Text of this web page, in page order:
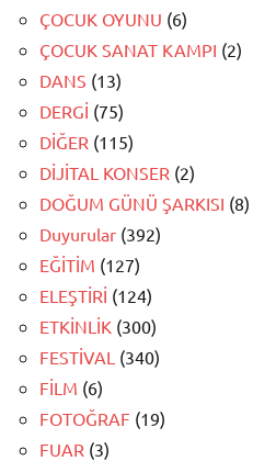
ÇOCUK OYUNU (6)
ÇOCUK SANAT KAMPI (2)
DANS (13)
DERGİ (75)
DİĞER (115)
DİJİTAL KONSER (2)
DOĞUM GÜNÜ ŞARKISI (8)
Duyurular (392)
EĞİTİM (127)
ELEŞTİRİ (124)
ETKİNLİK (300)
FESTİVAL (340)
FİLM (6)
FOTOĞRAF (19)
FUAR (3)